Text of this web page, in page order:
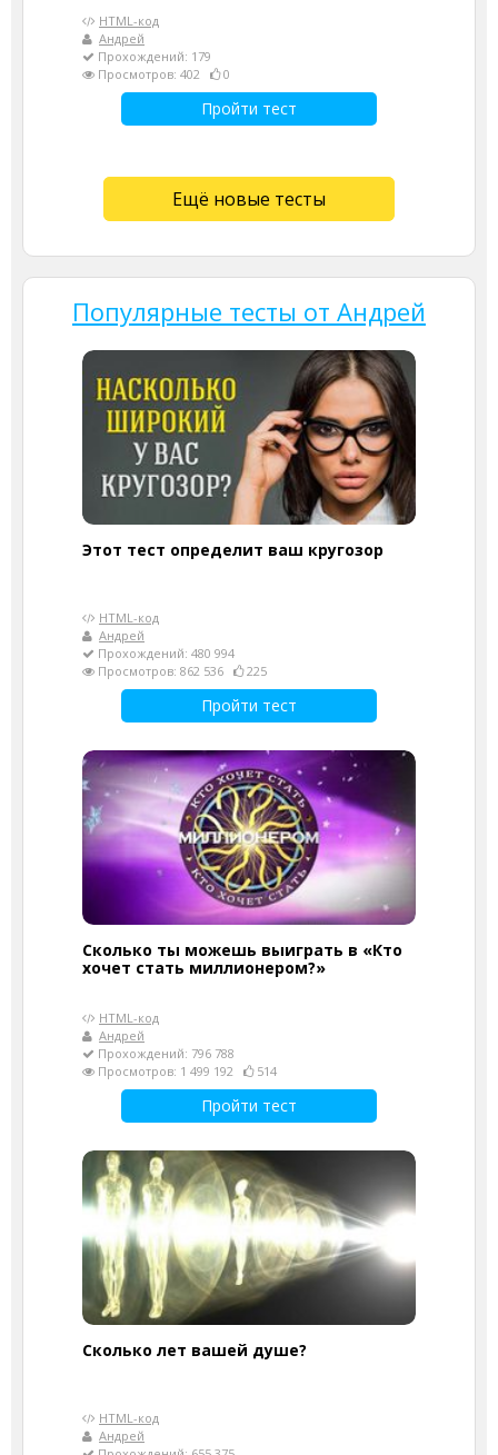
HTML-код
Андрей
Прохождений: 179
Просмотров: 402
0
Пройти тест
Ещё новые тесты
Популярные тесты от Андрей
Этот тест определит ваш кругозор
HTML-код
Андрей
Прохождений: 480 994
Просмотров: 862 536
225
Пройти тест
Сколько ты можешь выиграть в «Кто
хочет стать миллионером?»
HTML-код
Андрей
Прохождений: 796 788
Просмотров: 1 499 192
514
Пройти тест
Cколько лет вашей душе?
HTML-код
Андрей